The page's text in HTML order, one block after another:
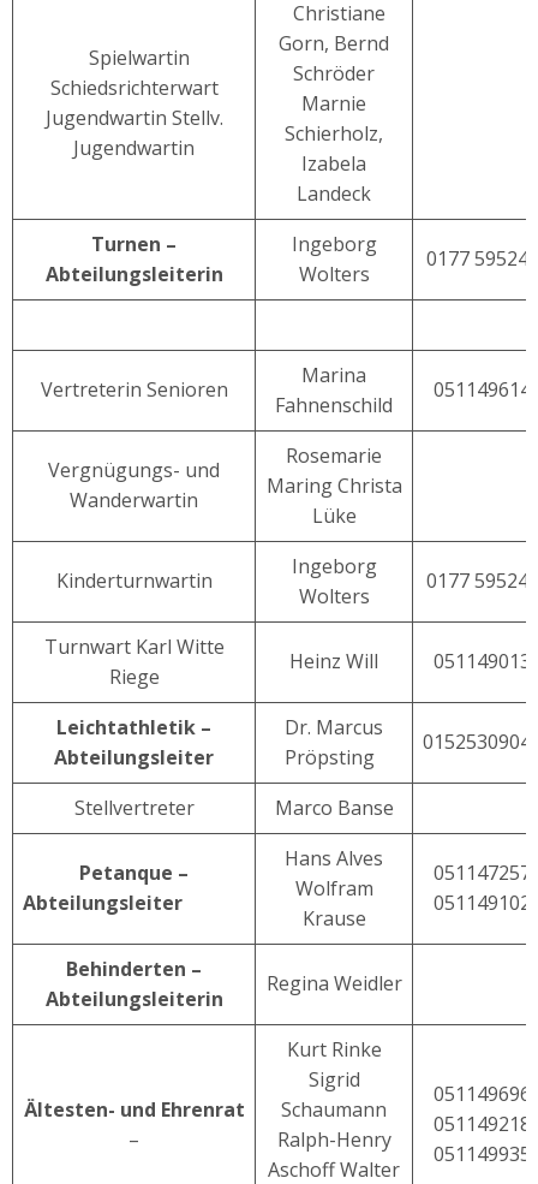
Spielwartin
Schiedsrichterwart
Jugendwartin Stellv.
Jugendwartin
Christiane
Gorn, Bernd
Schröder
Marnie
Schierholz,
Izabela
Landeck
Turnen –
Abteilungsleiterin
Ingeborg
Wolters
0177
Vertreterin Senioren
Marina
Fahnenschild
Vergnügungs- und
Wanderwartin
Rosemarie
Maring Christa
Lüke
Kinderturnwartin
Ingeborg
Wolters
0177
Turnwart Karl Witte
Riege
Heinz Will
Leichtathletik –
Abteilungsleiter
Dr. Marcus
Pröpsting
Stellvertreter Marco Banse
Petanque –
Abteilungsleiter
Hans Alves
Wolfram
Krause
Behinderten –
Abteilungsleiterin
Regina Weidler
Ältesten- und Ehrenrat
–
Kurt Rinke
Sigrid
Schaumann
Ralph-Henry
Aschoff Walter